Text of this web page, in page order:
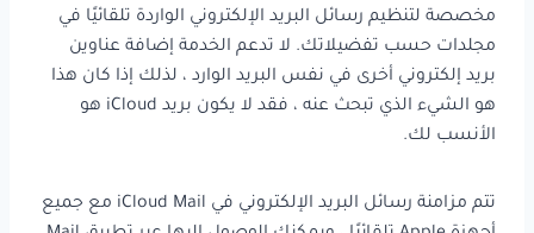
مخصصة لتنظيم رسائل البريد الإلكتروني الواردة تلقائيًا في
مجلدات حسب تفضيلاتك. لا تدعم الخدمة إضافة عناوين
بريد إلكتروني أخرى في نفس البريد الوارد ، لذلك إذا كان هذا
هو الشيء الذي تبحث عنه ، فقد لا يكون بريد iCloud هو
الأنسب لك.
تتم مزامنة رسائل البريد الإلكتروني في iCloud Mail مع جميع